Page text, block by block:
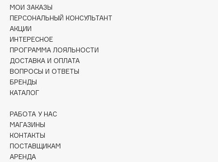
Clive Christian
Club De Nuit
Collagenina
Consly
Corimo
CosRX
Cottolina
Cunzite
МОИ ЗАКАЗЫ
ПЕРСОНАЛЬНЫЙ КОНСУЛЬТАНТ
АКЦИИ
ИНТЕРЕСНОЕ
ПРОГРАММА ЛОЯЛЬНОСТИ
ДОСТАВКА И ОПЛАТА
ВОПРОСЫ И ОТВЕТЫ
БРЕНДЫ
КАТАЛОГ
РАБОТА У НАС
МАГАЗИНЫ
КОНТАКТЫ
ПОСТАВЩИКАМ
АРЕНДА